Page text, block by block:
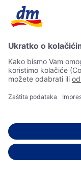
© 2026 dm-drogerie markt